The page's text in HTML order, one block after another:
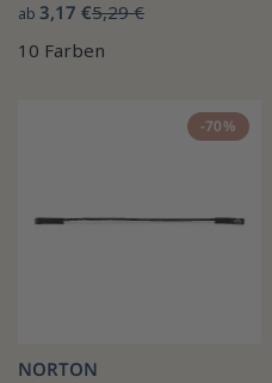
ab 3,17 €5,29 €
10 Farben
-70%
NORTON